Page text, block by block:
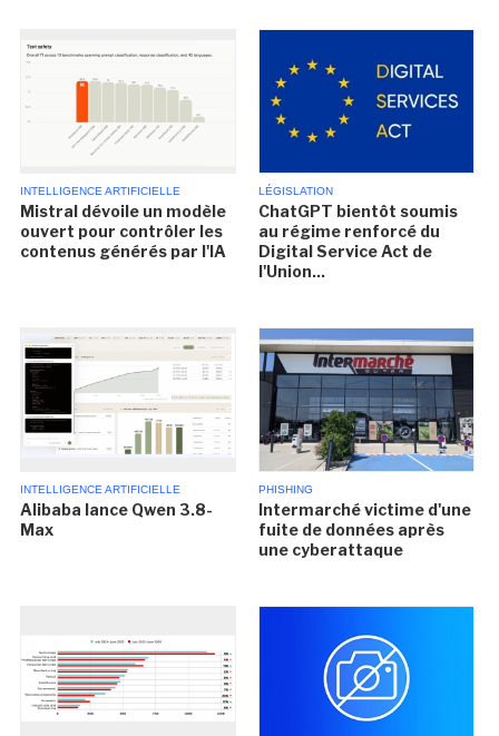
INTELLIGENCE ARTIFICIELLE
Mistral dévoile un modèle
ouvert pour contrôler les
contenus générés par l'IA
LÉGISLATION
ChatGPT bientôt soumis
au régime renforcé du
Digital Service Act de
l'Union...
INTELLIGENCE ARTIFICIELLE
Alibaba lance Qwen 3.8-
Max
PHISHING
Intermarché victime d'une
fuite de données après
une cyberattaque